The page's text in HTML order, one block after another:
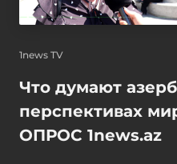
1news TV
Что думают
перспективах
ОПРОС 1news.az